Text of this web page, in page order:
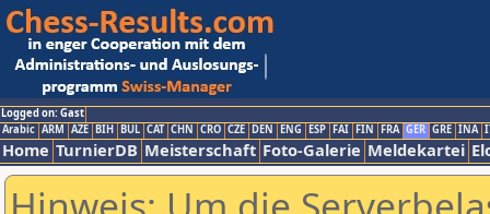
Logged on: Gast
Arabic ARM AZE BIH BUL CAT CHN CRO CZE DEN ENG ESP FAI FIN FRA GER GRE INA
Home TurnierDB Meisterschaft Foto-Galerie Meldekartei